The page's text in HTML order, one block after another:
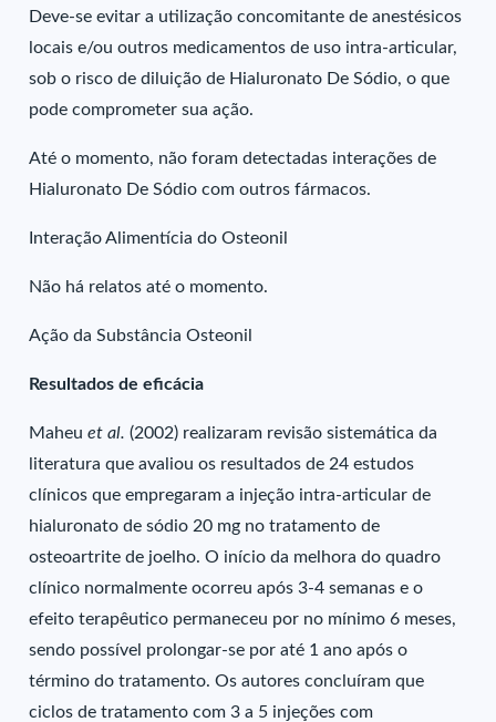
Deve-se evitar a utilização concomitante de anestésicos
locais e/ou outros medicamentos de uso intra-articular,
sob o risco de diluição de Hialuronato De Sódio, o que
pode comprometer sua ação.
Até o momento, não foram detectadas interações de
Hialuronato De Sódio com outros fármacos.
Interação Alimentícia do Osteonil
Não há relatos até o momento.
Ação da Substância Osteonil
Resultados de eficácia
Maheu et al.(2002) realizaram revisão sistemática da
literatura que avaliou os resultados de 24 estudos
clínicos que empregaram a injeção intra-articular de
hialuronato de sódio 20 mg no tratamento de
osteoartrite de joelho. O início da melhora do quadro
clínico normalmente ocorreu após 3-4 semanas e o
efeito terapêutico permaneceu por no mínimo 6 meses,
sendo possível prolongar-se por até 1 ano após o
término do tratamento. Os autores concluíram que
ciclos de tratamento com 3 a 5 injeções com